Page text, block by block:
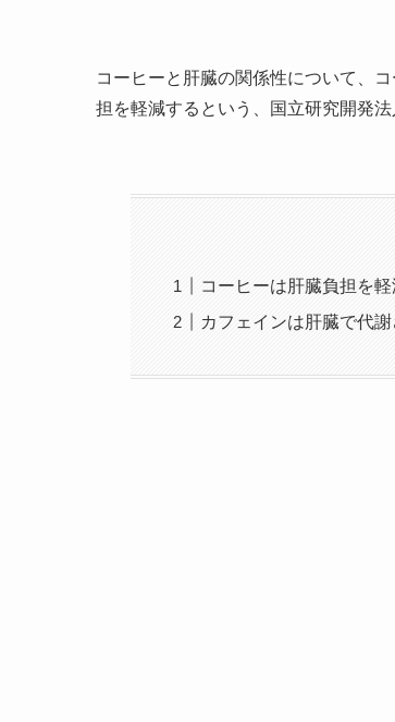
コーヒーと肝臓の関係性について、
担を軽減するという、国立研究開発
コーヒーは肝臓負担を
カフェインは肝臓で代謝